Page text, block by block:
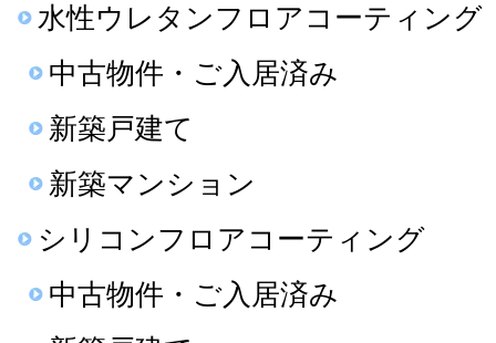
水性ウレタンフロアコーティング
中古物件・ご入居済み
新築戸建て
新築マンション
シリコンフロアコーティング
中古物件・ご入居済み